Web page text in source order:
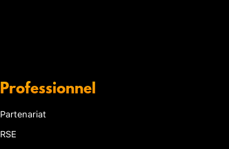
Professionnel
Partenariat
RSE